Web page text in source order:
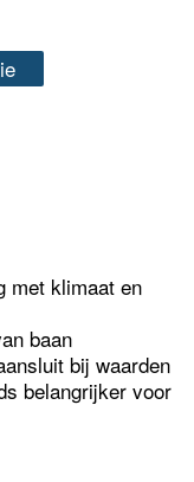
met klimaat en
baan
bij waarden
belangrijker voor